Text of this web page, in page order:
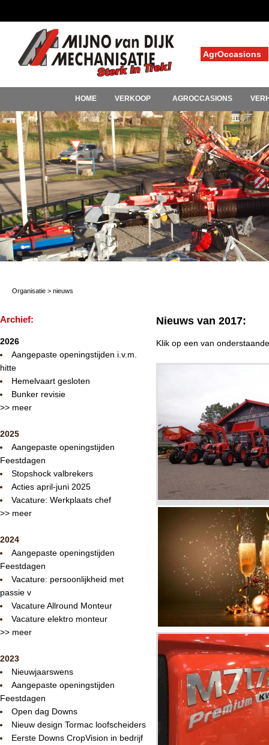
AgrOccasions
HOME VERKOOP AGROCCASIONS
Organisatie > nieuws
Archief:
2026
Aangepaste openingstijden i.v.m.
hitte
Hemelvaart gesloten
Bunker revisie
>> meer
2025
Aangepaste openingstijden
Feestdagen
Stopshock valbrekers
Acties april-juni 2025
Vacature: Werkplaats chef
>> meer
2024
Aangepaste openingstijden
Feestdagen
Vacature: persoonlijkheid met
passie v
Vacature Allround Monteur
Vacature elektro monteur
>> meer
2023
Nieuwjaarswens
Aangepaste openingstijden
Feestdagen
Open dag Downs
Nieuw design Tormac loofscheiders
Eerste Downs CropVision in bedrijf
Nieuws van 2017:
Klik op een van